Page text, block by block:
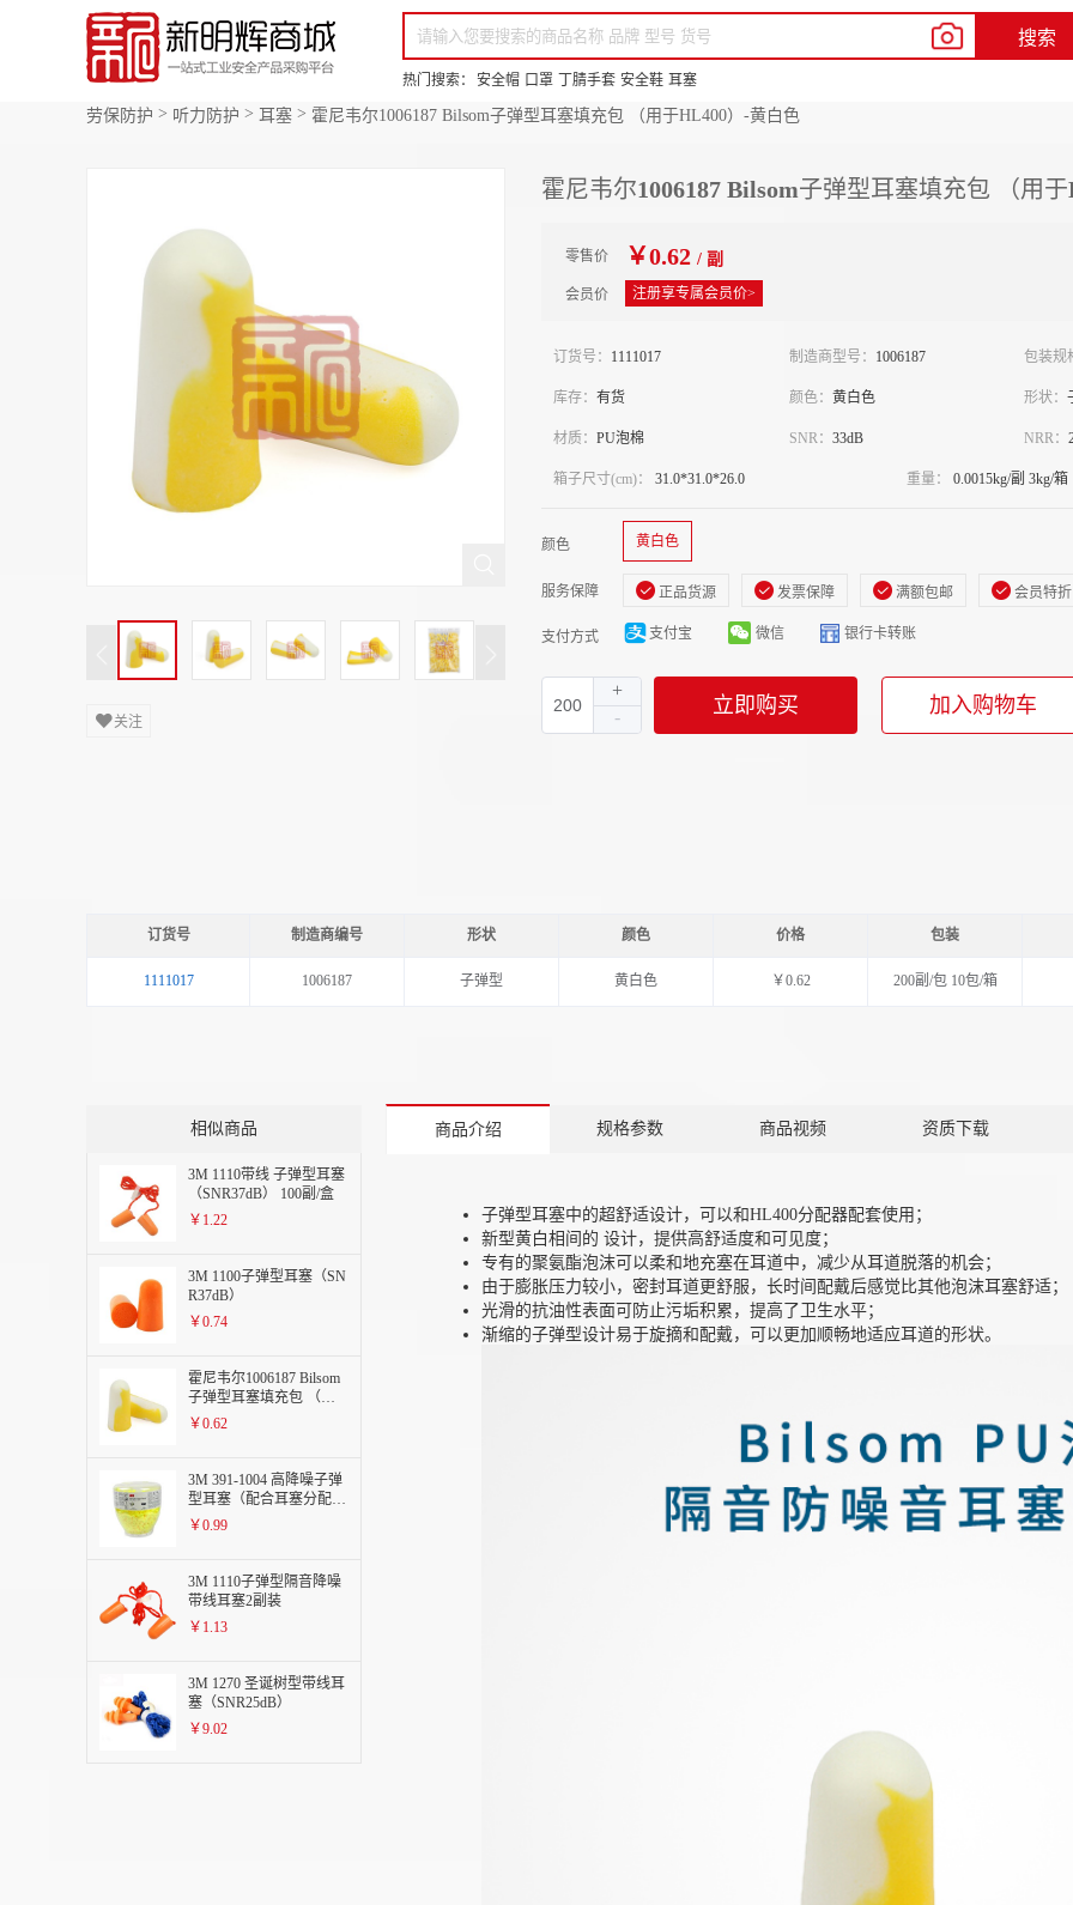
你好，欢迎来到新明辉！ 请登录
免费注册
专属服务 超低折扣价
我的新明辉 客户服务 帮助中心
搜索
热门搜索： 安全帽 口罩 丁腈手套 安全鞋 耳塞
全部商品分类 场景采购 品牌中心 供应商合作 新豆商城
劳保防护 > 听力防护 > 耳塞 > 霍尼韦尔1006187 Bilsom子弹型耳塞填充包 （用于HL400）-黄白色
关注
霍尼韦尔1006187 Bilsom子弹型耳塞填充包 （用
零售价 ￥0.62 / 副
会员价 注册享专属会员价>
订货号： 1111017 制造商型号： 1006187 包装规
库存： 有货 颜色： 黄白色 形状：
材质： PU泡棉 SNR： 33dB NRR：
箱子尺寸(cm)： 31.0*31.0*26.0 重量： 0.0015kg/副 3kg/箱
颜色 黄白色
服务保障 正品货源 发票保障 满额包邮 会员特折
支付方式 支付宝 微信 银行卡转账
立即购买 加入购物车
订货号 制造商编号 形状 颜色 价格 包装
1111017 1006187 子弹型 黄白色 ￥0.62 200副/包 10包/箱
相似商品
3M 1110带线 子弹型耳塞
（SNR37dB） 100副/盒
￥1.22
3M 1100子弹型耳塞（SN
R37dB）
￥0.74
霍尼韦尔1006187 Bilsom
子弹型耳塞填充包 （用
于HL400）
￥0.62
3M 391-1004 高降噪子弹
型耳塞（配合耳塞分配器
使用）
￥0.99
3M 1110子弹型隔音降噪
带线耳塞2副装
￥1.13
3M 1270 圣诞树型带线耳
塞（SNR25dB）
￥9.02
商品介绍 规格参数 商品视频 资质下载
子弹型耳塞中的超舒适设计，可以和HL400分配器配套使用；
新型黄白相间的 设计，提供高舒适度和可见度；
专有的聚氨酯泡沫可以柔和地充塞在耳道中，减少从耳道脱落的机会；
由于膨胀压力较小，密封耳道更舒服，长时间配戴后感觉比其他泡沫耳塞舒适；
光滑的抗油性表面可防止污垢积累，提高了卫生水平；
渐缩的子弹型设计易于旋摘和配戴，可以更加顺畅地适应耳道的形状。